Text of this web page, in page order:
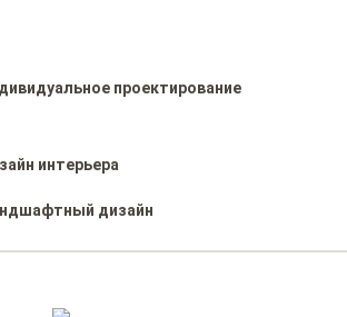
проектирование
интерьера
дизайн